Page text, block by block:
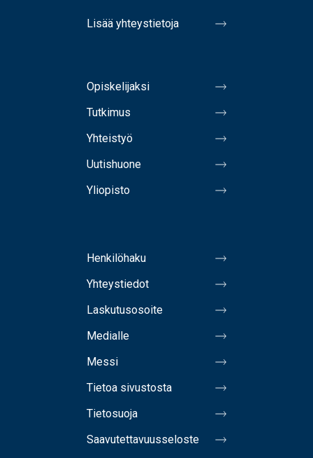
Lisää yhteystietoja
Opiskelijaksi
Tutkimus
Yhteistyö
Uutishuone
Yliopisto
Henkilöhaku
Yhteystiedot
Laskutusosoite
Medialle
Messi
Tietoa sivustosta
Tietosuoja
Saavutettavuusseloste